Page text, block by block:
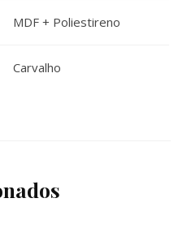
MDF + Poliestireno
Carvalho